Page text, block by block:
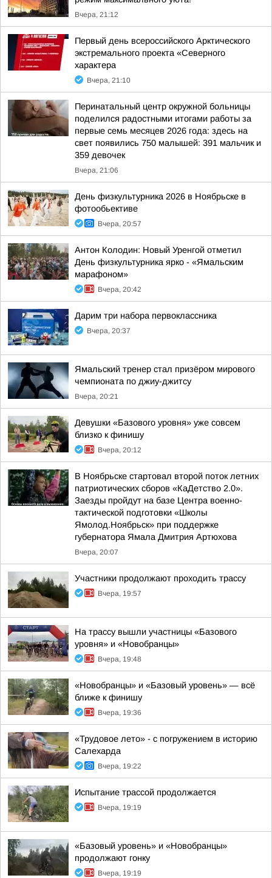
Вчера, 21:12
Первый день всероссийского Арктического
экстремального проекта «Северного
характера
Вчера, 21:10
Перинатальный центр окружной больницы
поделился радостными итогами работы за
первые семь месяцев 2026 года: здесь на
свет появились 750 малышей: 391 мальчик и
359 девочек
Вчера, 21:06
День физкультурника 2026 в Ноябрьске в
фотообьективе
Вчера, 20:57
Антон Колодин: Новый Уренгой отметил
День физкультурника ярко - «Ямальским
марафоном»
Вчера, 20:42
Дарим три набора первоклассника
Вчера, 20:37
Ямальский тренер стал призёром мирового
чемпионата по джиу-джитсу
Вчера, 20:21
Девушки «Базового уровня» уже совсем
близко к финишу
Вчера, 20:12
В Ноябрьске стартовал второй поток летних
патриотических сборов «КаДетство 2.0».
Заезды пройдут на базе Центра военно-
тактической подготовки «Школы
Ямолод.Ноябрьск» при поддержке
губернатора Ямала Дмитрия Артюхова
Вчера, 20:07
Участники продолжают проходить трассу
Вчера, 19:57
На трассу вышли участницы «Базового
уровня» и «Новобранцы»
Вчера, 19:48
«Новобранцы» и «Базовый уровень» — всё
ближе к финишу
Вчера, 19:36
«Трудовое лето» - с погружением в историю
Салехарда
Вчера, 19:22
Испытание трассой продолжается
Вчера, 19:19
«Базовый уровень» и «Новобранцы»
продолжают гонку
Вчера, 19:19